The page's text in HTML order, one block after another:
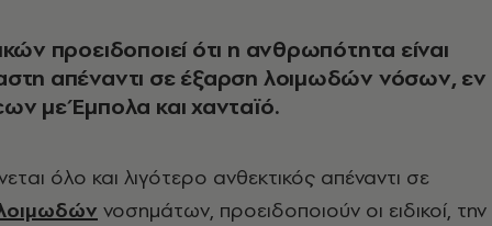
προειδοποιεί ότι η ανθρωπότητα είναι
απέναντι σε έξαρση λοιμωδών νόσων, εν
με Έμπολα και χανταϊό.
όλο και λιγότερο ανθεκτικός απέναντι σε
νοσημάτων, προειδοποιούν οι ειδικοί, την